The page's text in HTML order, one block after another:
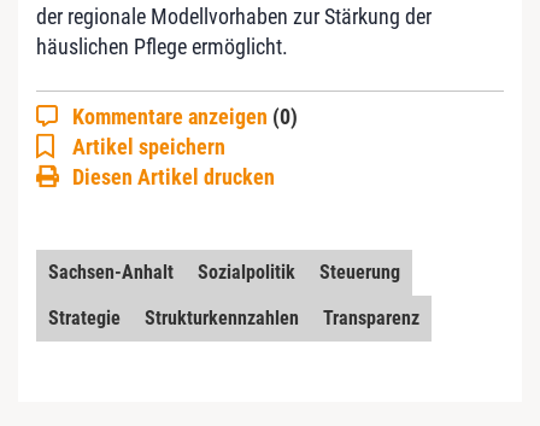
der regionale Modellvorhaben zur Stärkung der
häuslichen Pflege ermöglicht.
Kommentare anzeigen (0)
Artikel speichern
Diesen Artikel drucken
Sachsen-Anhalt Sozialpolitik
Steuerung
Strategie
Strukturkennzahlen Transparenz